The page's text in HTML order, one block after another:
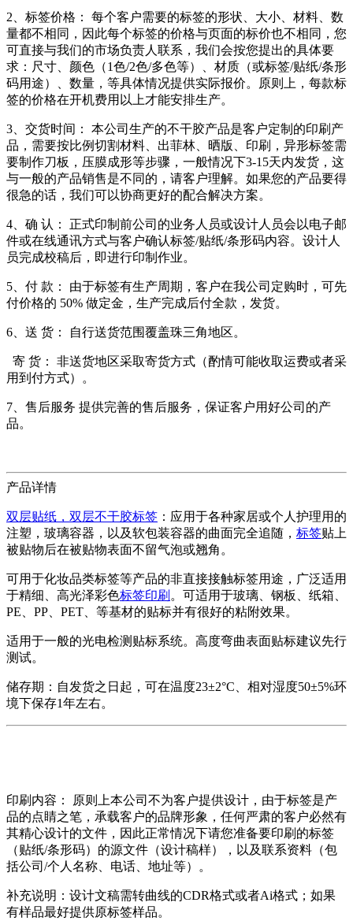
2、标签价格： 每个客户需要的标签的形状、大小、材料、数
量都不相同，因此每个标签的价格与页面的标价也不相同，您
可直接与我们的市场负责人联系，我们会按您提出的具体要
求：尺寸、颜色（1色/2色/多色等）、材质（或标签/贴纸/条形
码用途）、数量，等具体情况提供实际报价。原则上，每款标
签的价格在开机费用以上才能安排生产。
3、交货时间： 本公司生产的不干胶产品是客户定制的印刷产
品，需要按比例切割材料、出菲林、晒版、印刷，异形标签需
要制作刀板，压膜成形等步骤，一般情况下3-15天内发货，这
与一般的产品销售是不同的，请客户理解。如果您的产品要得
很急的话，我们可以协商更好的配合解决方案。
4、确 认： 正式印制前公司的业务人员或设计人员会以电子邮
件或在线通讯方式与客户确认标签/贴纸/条形码内容。设计人
员完成校稿后，即进行印制作业。
5、付 款： 由于标签有生产周期，客户在我公司定购时，可先
付价格的 50% 做定金，生产完成后付全款，发货。
6、送 货： 自行送货范围覆盖珠三角地区。
寄 货： 非送货地区采取寄货方式（酌情可能收取运费或者采
用到付方式）。
7、售后服务 提供完善的售后服务，保证客户用好公司的产
品。
产品详情
双层贴纸，双层不干胶标签 ：应用于各种家居或个人护理用的
注塑，玻璃容器，以及软包装容器的曲面完全追随， 标签贴上
被贴物后在被贴物表面不留气泡或翘角。
可用于化妆品类标签等产品的非直接接触标签用途，广泛适用
于精细、高光泽彩色标签印刷 。可适用于玻璃、钢板、纸箱、
PE、PP、PET、等基材的贴标并有很好的粘附效果。
适用于一般的光电检测贴标系统。高度弯曲表面贴标建议先行
测试。
储存期：自发货之日起，可在温度23±2°C、相对湿度50±5%环
境下保存1年左右。
印刷内容： 原则上本公司不为客户提供设计，由于标签是产
品的点睛之笔，承载客户的品牌形象，任何严肃的客户必然有
其精心设计的文件，因此正常情况下请您准备要印刷的标签
（贴纸/条形码）的源文件（设计稿样），以及联系资料（包
括公司/个人名称、电话、地址等）。
补充说明：设计文稿需转曲线的CDR格式或者Ai格式；如果
有样品最好提供原标签样品。